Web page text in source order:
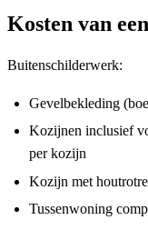
Kosten van
Buitenschilderwerk:
Gevelbekleding
Kozijnen inclusief
per kozijn
Kozijn met
Tussenwoning